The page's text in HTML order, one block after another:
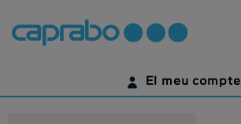
Promocions
descomptes
als
contingut
pàgina
El meu compte